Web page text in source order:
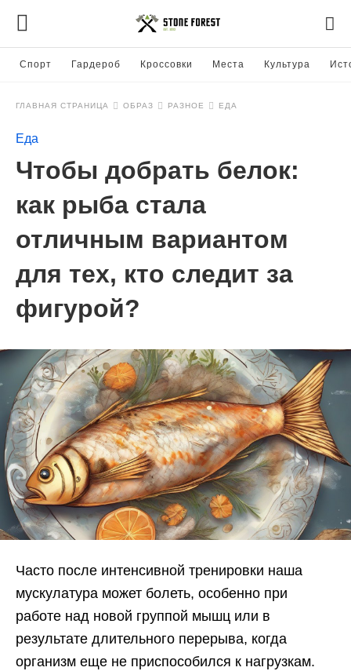
Спорт Гардероб Кроссовки Места Культура
ГЛАВНАЯ СТРАНИЦА ОБРАЗ РАЗНОЕ ЕДА
Еда
Чтобы добрать белок:
как рыба стала
отличным вариантом
для тех, кто следит за
фигурой?
Часто после интенсивной тренировки наша
мускулатура может болеть, особенно при
работе над новой группой мышц или в
результате длительного перерыва, когда
организм еще не приспособился к нагрузкам.